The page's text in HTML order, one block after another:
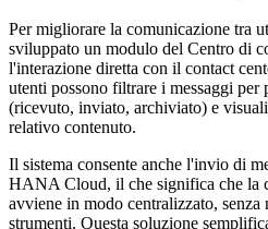
Per migliorare la comunicazione tra
sviluppato un modulo del Centro di
l'interazione diretta con il contact
utenti possono filtrare i messaggi per
(ricevuto, inviato, archiviato) e
relativo contenuto.
Il sistema consente anche l'invio di
HANA Cloud, il che significa che la
avviene in modo centralizzato, senza
strumenti. Questa soluzione